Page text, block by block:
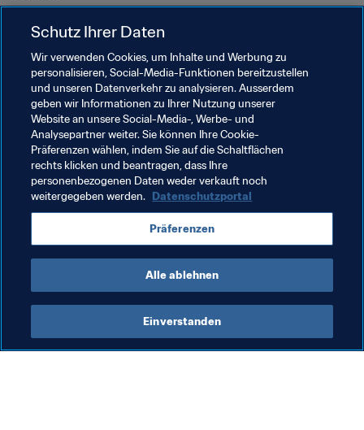
Verwandte Themen
Frauenfussball Organisation USA
Concacaf
Schutz Ihrer Daten
Wir verwenden Cookies, um Inhalte und Werbung zu
personalisieren, Social-Media-Funktionen bereitzustellen
und unseren Datenverkehr zu analysieren. Ausserdem
geben wir Informationen zu Ihrer Nutzung unserer
Website an unsere Social-Media-, Werbe- und
Analysepartner weiter. Sie können Ihre Cookie-
Präferenzen wählen, indem Sie auf die Schaltflächen
rechts klicken und beantragen, dass Ihre
personenbezogenen Daten weder verkauft noch
weitergegeben werden. Datenschutzportal
Präferenzen
Alle ablehnen
Einverstanden